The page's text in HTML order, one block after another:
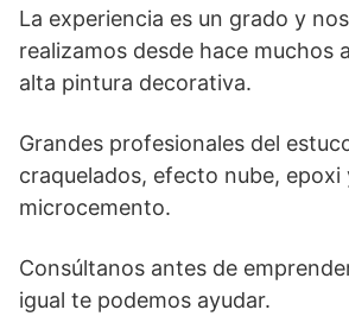
La experiencia es un grado y
realizamos desde hace muchos
alta pintura decorativa.
Grandes profesionales del
craquelados, efecto nube, epoxi
microcemento.
Consúltanos antes de
igual te podemos ayudar.